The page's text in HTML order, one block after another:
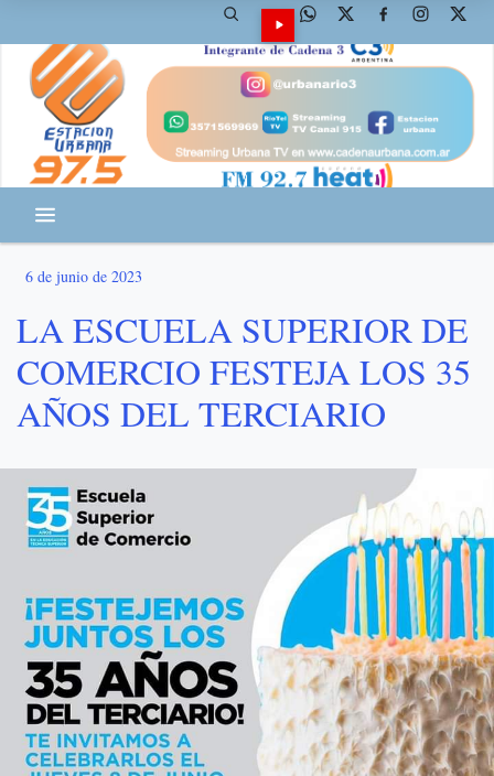
6 de junio de 2023
LA ESCUELA SUPERIOR DE
COMERCIO FESTEJA LOS 35
AÑOS DEL TERCIARIO